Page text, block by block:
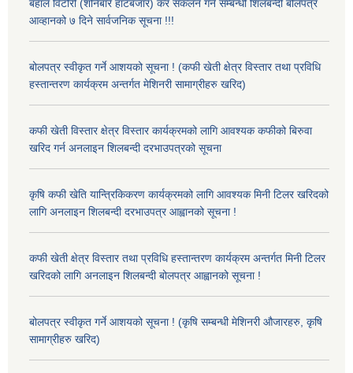
बहाल विटौरी (शनिबारे हाटबजार) कर संकलन गर्ने सम्बन्धी शिलबन्दी बोलपत्र
आव्हानको ७ दिने सार्वजनिक सूचना !!!
बोलपत्र स्वीकृत गर्ने आशयको सूचना ! (कफी खेती क्षेत्र विस्तार तथा प्रविधि
हस्तान्तरण कार्यक्रम अन्तर्गत मेशिनरी सामाग्रीहरु खरिद)
कफी खेती विस्तार क्षेत्र विस्तार कार्यक्रमको लागि आवश्यक कफीको बिरुवा
खरिद गर्न अनलाइन शिलबन्दी दरभाउपत्रको सूचना
कृषि कफी खेति यान्त्रिकिकरण कार्यक्रमको लागि आवश्यक मिनी टिलर खरिदको
लागि अनलाइन शिलबन्दी दरभाउपत्र आह्वानको सूचना !
कफी खेती क्षेत्र विस्तार तथा प्रविधि हस्तान्तरण कार्यक्रम अन्तर्गत मिनी टिलर
खरिदको लागि अनलाइन शिलबन्दी बोलपत्र आह्वानको सूचना !
बोलपत्र स्वीकृत गर्ने आशयको सूचना ! (कृषि सम्बन्धी मेशिनरी औजारहरु, कृषि
सामाग्रीहरु खरिद)